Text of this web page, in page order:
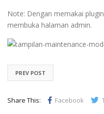
Note: Dengan memakai
membuka halaman admin.
PREV POST
Share This: Facebook